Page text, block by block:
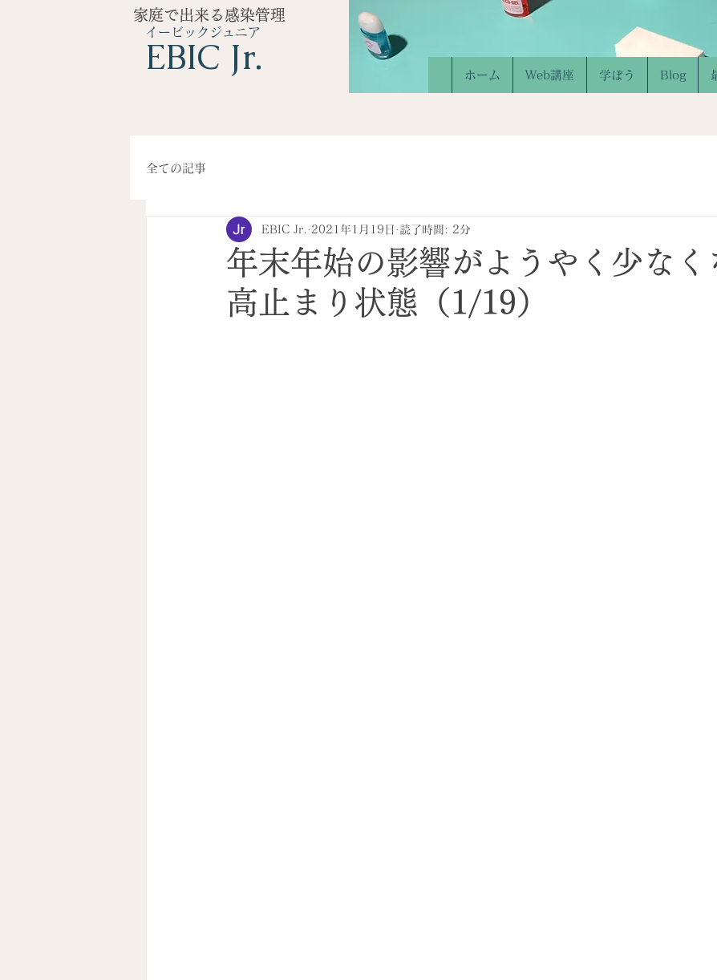
イービックジュニア
​EBIC Jr.
家庭で出来る感染管理
ホーム Web講座 学ぼう Blog
全ての記事
年末年始の影響がようやく少なく
高止まり状態（1/19）
EBIC Jr. 2021年1月19日 読了時間: 2分